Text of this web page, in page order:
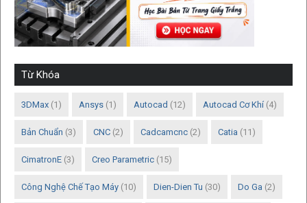
Từ Khóa
3DMax (1) Ansys (1) Autocad (12) Autocad Cơ Khí (4)
Bản Chuẩn (3) CNC (2) Cadcamcnc (2) Catia (11)
CimatronE (3) Creo Parametric (15)
Công Nghệ Chế Tạo Máy (10) Dien-Dien Tu (30) Do Ga (2)